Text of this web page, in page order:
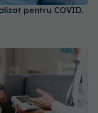
pentru COVID.